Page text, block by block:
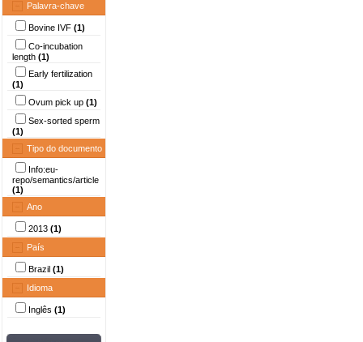
Palavra-chave
Bovine IVF (1)
Co-incubation
length (1)
Early fertilization
(1)
Ovum pick up (1)
Sex-sorted sperm
(1)
Tipo do documento
Info:eu-
repo/semantics/article
(1)
Ano
2013 (1)
País
Brazil (1)
Idioma
Inglês (1)